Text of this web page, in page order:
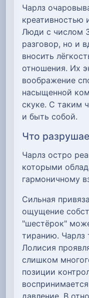
Чарлз
креативностью
Люди с числом
разговор, но и
вносить
отношения. Их
воображение
насыщенной
скуке. С таким
и быть собой.
Что
Чарлз остро
которыми
гармоничному
Сильная
ощущение
"шестёрок"
тиранию. Чарлз
Лолисия
слишком
позиции
давление. В